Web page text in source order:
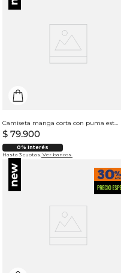
Camiseta manga corta con puma estampado para hombre
$ 79.900
0% Interés
Hasta 3 cuotas. Ver bancos.